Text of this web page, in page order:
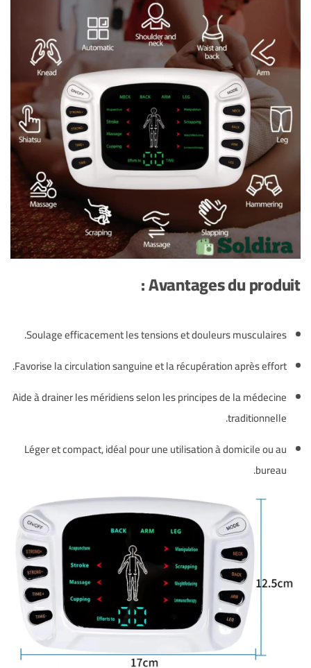
Avantages du produit :
Soulage efficacement les tensions et douleurs musculaires.
Favorise la circulation sanguine et la récupération après effort.
Aide à drainer les méridiens selon les principes de la médecine
traditionnelle.
Léger et compact, idéal pour une utilisation à domicile ou au
bureau.